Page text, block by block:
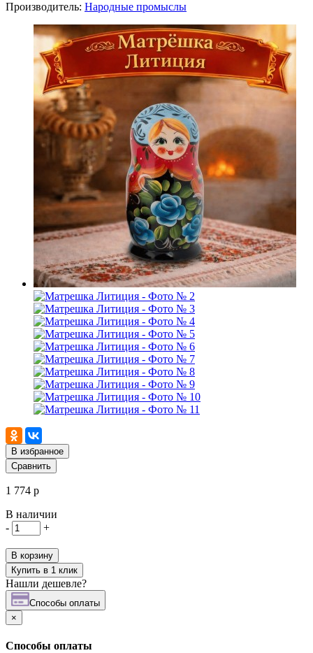
Производитель: Народные промыслы
В избранное
Сравнить
1 774 р
В наличии
-
+
В корзину
Купить в 1 клик
Нашли дешевле?
Cпособы оплаты
×
Cпособы оплаты